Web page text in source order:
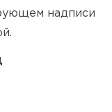
надписи